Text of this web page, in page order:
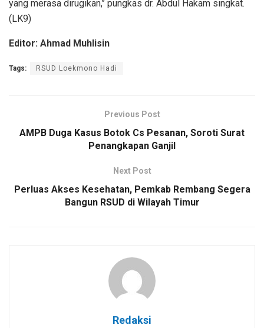
yang merasa dirugikan,’’ pungkas dr. Abdul Hakam singkat.
(LK9)
Editor: Ahmad Muhlisin
Tags: RSUD Loekmono Hadi
Previous Post
AMPB Duga Kasus Botok Cs Pesanan, Soroti Surat
Penangkapan Ganjil
Next Post
Perluas Akses Kesehatan, Pemkab Rembang Segera
Bangun RSUD di Wilayah Timur
Redaksi